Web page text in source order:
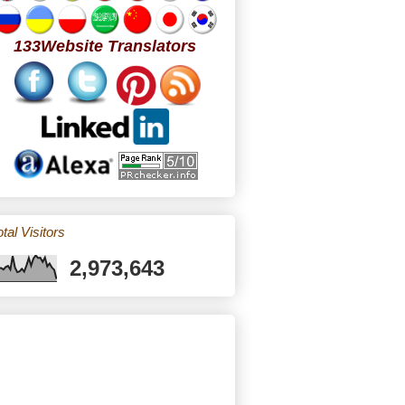
133Website Translators
Visitors
2,973,643